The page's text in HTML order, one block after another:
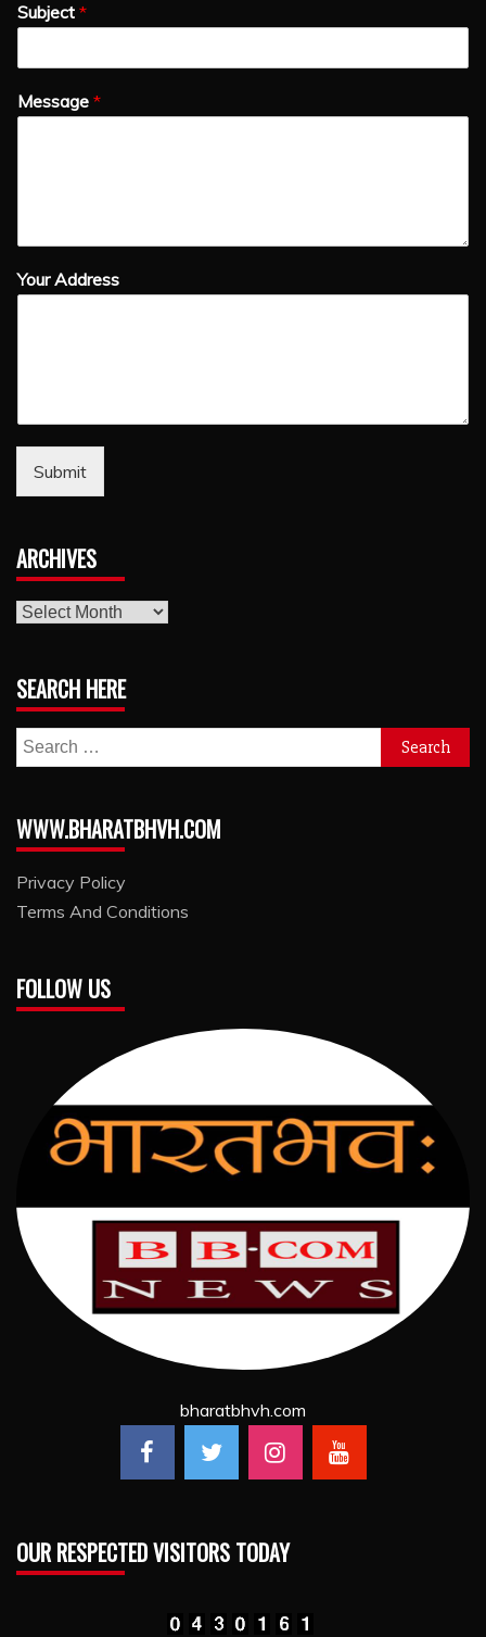
Subject *
Message *
Your Address
Submit
ARCHIVES
archives
SEARCH HERE
Search
for:
WWW.BHARATBHVH.COM
Privacy Policy
Terms And Conditions
FOLLOW US
bharatbhvh.com
OUR RESPECTED VISITORS TODAY